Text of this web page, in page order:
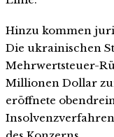
Hinzu kommen
Die ukrainischen
Mehrwertsteuer-
Millionen Dollar
eröffnete